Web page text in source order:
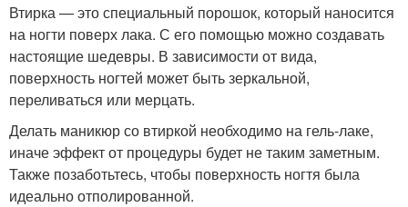
Втирка — это специальный порошок, который наносится
на ногти поверх лака. С его помощью можно создавать
настоящие шедевры. В зависимости от вида,
поверхность ногтей может быть зеркальной,
переливаться или мерцать.
Делать маникюр со втиркой необходимо на гель-лаке,
иначе эффект от процедуры будет не таким заметным.
Также позаботьтесь, чтобы поверхность ногтя была
идеально отполированной.